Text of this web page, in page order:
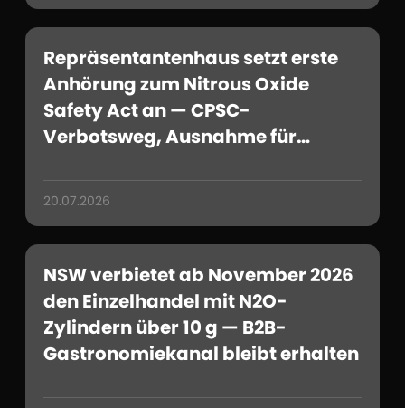
Repräsentantenhaus setzt erste
Anhörung zum Nitrous Oxide
Safety Act an — CPSC-
Verbotsweg, Ausnahme für
schriftlich fixiert
20.07.2026
NSW verbietet ab November 2026
den Einzelhandel mit N2O-
Zylindern über 10 g — B2B-
Gastronomiekanal bleibt erhalten